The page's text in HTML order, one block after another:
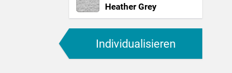
Heather Grey
Individualisieren